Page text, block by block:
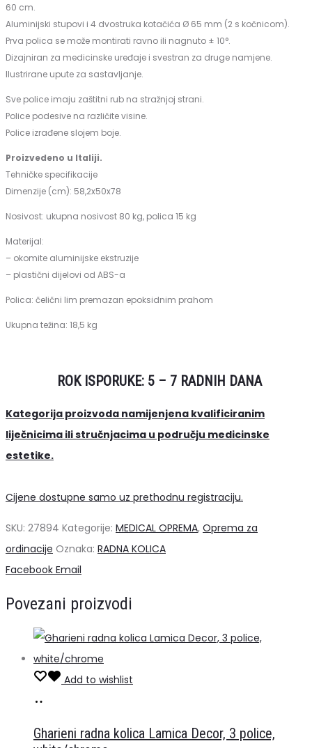
60 cm.
Aluminijski stupovi i 4 dvostruka kotačića Ø 65 mm (2 s kočnicom).
Prva polica se može montirati ravno ili nagnuto ± 10°.
Dizajniran za medicinske uređaje i svestran za druge namjene.
Ilustrirane upute za sastavljanje.
Sve police imaju zaštitni rub na stražnjoj strani.
Police podesive na različite visine.
Police izrađene slojem boje.
Proizvedeno u Italiji.
Tehničke specifikacije
Dimenzije (cm): 58,2x50x78
Nosivost: ukupna nosivost 80 kg, polica 15 kg
Materijal:
– okomite aluminijske ekstruzije
– plastični dijelovi od ABS-a
Polica: čelični lim premazan epoksidnim prahom
Ukupna težina: 18,5 kg
ROK ISPORUKE: 5 – 7 RADNIH DANA
Kategorija proizvoda namijenjena kvalificiranim
liječnicima ili stručnjacima u području medicinske
estetike.
Cijene dostupne samo uz prethodnu registraciju.
SKU: 27894 Kategorije: MEDICAL OPREMA, Oprema za
ordinacije Oznaka: RADNA KOLICA
Share
Facebook Email
Povezani proizvodi
Add to wishlist
Gharieni radna kolica Lamica Decor, 3 police,